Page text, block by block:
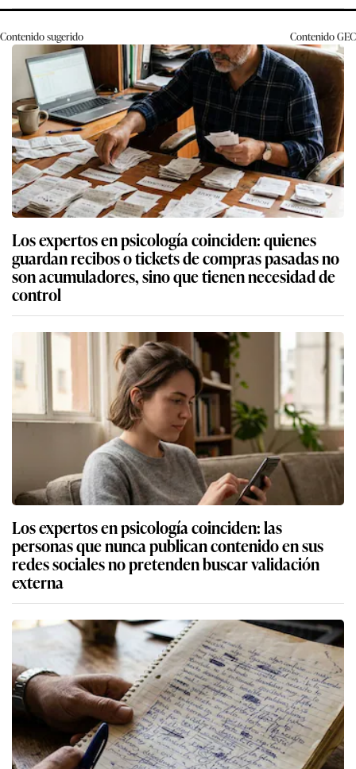
Contenido sugerido ContenidoGEC
Los expertos en psicología coinciden: quienes
guardan recibos o tickets de compras pasadas no
son acumuladores, sino que tienen necesidad de
control
Los expertos en psicología coinciden: las
personas que nunca publican contenido en sus
redes sociales no pretenden buscar validación
externa